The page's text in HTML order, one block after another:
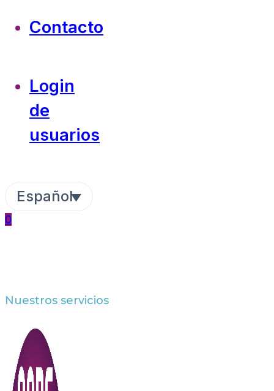
Contacto
Login
de
usuarios
Español
0
Nuestros servicios